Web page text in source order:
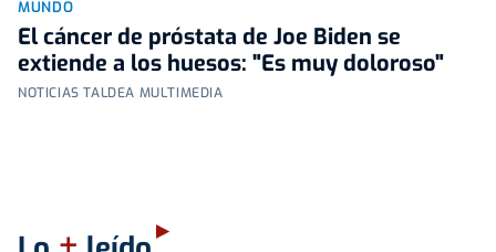
MUNDO
El cáncer de próstata de Joe Biden se
extiende a los huesos: "Es muy doloroso"
NOTICIAS TALDEA MULTIMEDIA